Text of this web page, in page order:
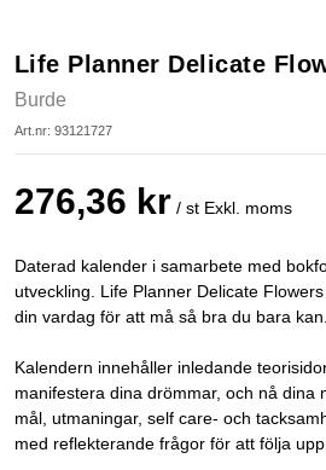
Life Planner Delicate
Burde
Art.nr: 93121727
276,36 kr / st Exkl. moms
Daterad kalender i samarbete med
utveckling. Life Planner Delicate
din vardag för att må så bra du bara kan.
Kalendern innehåller inledande
manifestera dina drömmar, och nå dina
mål, utmaningar, self care- och
med reflekterande frågor för att följa